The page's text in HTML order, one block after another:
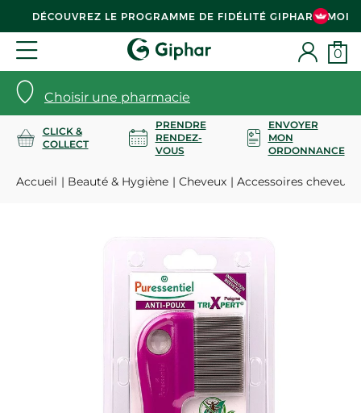
DÉCOUVREZ LE PROGRAMME DE FIDÉLITÉ GIPHAR & MOI
Choisir une pharmacie
0
CLICK &
COLLECT
PRENDRE
RENDEZ-
VOUS
ENVOYER
MON
ORDONNANCE
Accueil Beauté & Hygiène Cheveux Accessoires cheveux